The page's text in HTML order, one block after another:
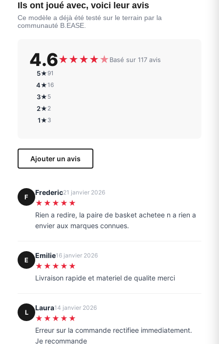
Ils ont joué avec, voici leur avis
Ce modèle a déjà été testé sur le terrain par la
communauté B.EASE.
4.6★★★★★Basé sur 117 avis
5★ 91
4★16
3★ 5
2★ 2
1★ 3
Ajouter un avis
F
Frederic21 janvier 2026
★★★★★
Rien a redire, la paire de basket achetee n a rien a
envier aux marques connues.
E
Emilie16 janvier 2026
★★★★★
Livraison rapide et materiel de qualite merci
L
Laura14 janvier 2026
★★★★★
Erreur sur la commande rectifiee immediatement.
Je recommande